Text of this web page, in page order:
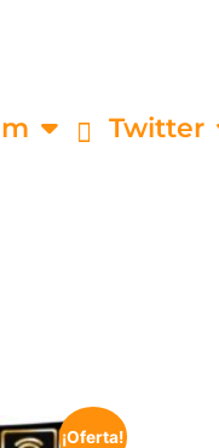
Twitter
¡Oferta!